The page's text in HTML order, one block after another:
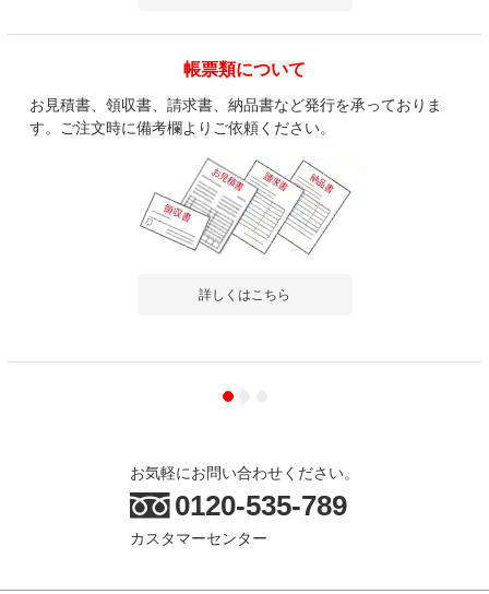
帳票類について
お見積書、領収書、請求書、納品書など発行を承っておりま
す。ご注文時に備考欄よりご依頼ください。
詳しくはこちら
お気軽にお問い合わせください。
0120-535-789
カスタマーセンター